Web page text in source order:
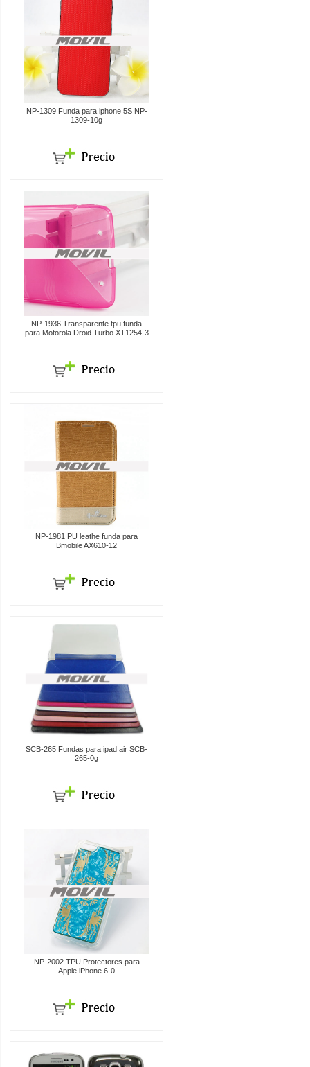
NP-1309 Funda para iphone 5S NP-
1309-10g
NP-1936 Transparente tpu funda
para Motorola Droid Turbo XT1254-3
NP-1981 PU leathe funda para
Bmobile AX610-12
SCB-265 Fundas para ipad air SCB-
265-0g
NP-2002 TPU Protectores para
Apple iPhone 6-0